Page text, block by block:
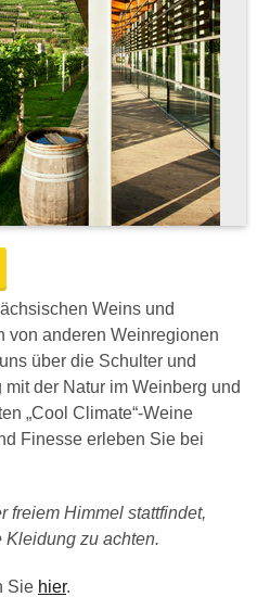
Weins und
von anderen Weinregionen
über die Schulter und
der Natur im Weinberg und
„Cool Climate“-Weine
Finesse erleben Sie bei
freiem Himmel stattfindet,
Kleidung zu achten.
Sie hier.